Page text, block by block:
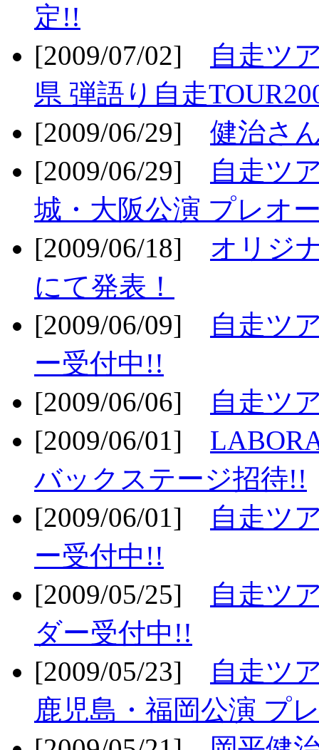
定!!
[2009/07/02]
自走ツ
県 弾語り自走
[2009/06/29] 健治さ
[2009/06/29]
自走ツ
城・大阪公演 プレオ
[2009/06/18] オリジ
にて発表！
[2009/06/09]
自走ツ
ー受付中!!
[2009/06/06]
自走ツ
[2009/06/01]
バックステージ招待!!
[2009/06/01]
自走ツ
ー受付中!!
[2009/05/25]
自走ツ
ダー受付中!!
[2009/05/23]
自走ツ
鹿児島・福岡公演 プ